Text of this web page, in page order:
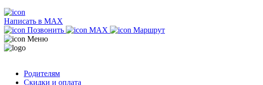
Написать в MAX
Позвонить
MAX
Маршрут
Меню
Родителям
Скидки и оплата